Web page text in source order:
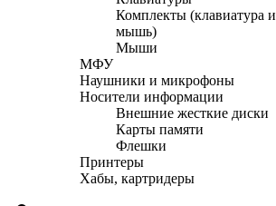
Комплекты (клавиатура и
мышь)
Мыши
МФУ
Наушники и микрофоны
Носители информации
Внешние жесткие диски
Карты памяти
Флешки
Принтеры
Хабы, картридеры